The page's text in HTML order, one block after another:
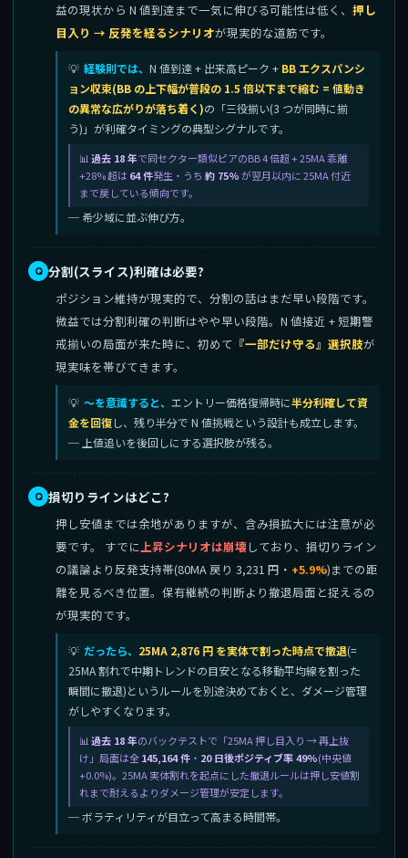
益の現状から N 値到達まで一気に伸びる可能性は低く、 押し
目入り → 反発を経るシナリオが現実的な道筋です。
経験則では、 N 値到達 + 出来高ピーク + BB エクスパンシ
ョン収束(BB の上下幅が普段の 1.5 倍以下まで縮む = 値動き
の異常な広がりが落ち着く)の「三役揃い(3 つが同時に揃
う)」が利確タイミングの典型シグナルです。
過去 18 年で同セクター類似ピアのBB 4 倍超 + 25MA 乖離
+28% 超は 64 件発生・うち 約 75%が翌月以内に 25MA 付近
まで戻している傾向です。
─ 希少域に並ぶ伸び方。
分割(スライス)利確は必要?
ポジション維持が現実的で、分割の話はまだ早い段階です。
微益では分割利確の判断はやや早い段階。N 値接近 + 短期警
戒揃いの局面が来た時に、初めて 『一部だけ守る』選択肢が
現実味を帯びてきます。
〜を意識すると、 エントリー価格復帰時に半分利確して資
金を回復し、残り半分で N 値挑戦という設計も成立します。
─ 上値追いを後回しにする選択肢が残る。
損切りラインはどこ?
押し安値までは余地がありますが、含み損拡大には注意が必
要です。 すでに上昇シナリオは崩壊 しており、損切りライン
の議論より反発支持帯(80MA 戻り 3,231 円・ +5.9%)までの距
離を見るべき位置。保有継続の判断より撤退局面と捉えるの
が現実的です。
だったら、 25MA 2,876 円 を実体で割った時点で撤退(=
25MA 割れで中期トレンドの目安となる移動平均線を割った
瞬間に撤退)というルールを別途決めておくと、ダメージ管理
がしやすくなります。
過去 18 年のバックテストで「25MA 押し目入り → 再上抜
け」局面は全145,164 件 ・ 20 日後ポジティブ率 49%(中央値
+0.0%)。25MA 実体割れを起点にした撤退ルールは押し安値割
れまで耐えるよりダメージ管理が安定します。
─ ボラティリティが目立って高まる時間帯。